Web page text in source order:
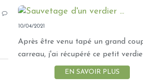
10/04/2021
Après être venu tapé un grand
carreau, j'ai récupéré ce petit
EN SAVOIR PLUS